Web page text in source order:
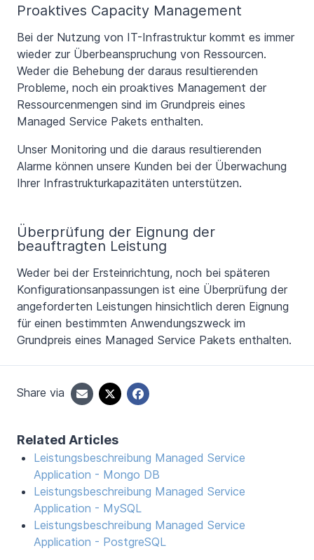
Proaktives Capacity Management
Bei der Nutzung von IT-Infrastruktur kommt es immer
wieder zur Überbeanspruchung von Ressourcen.
Weder die Behebung der daraus resultierenden
Probleme, noch ein proaktives Management der
Ressourcenmengen sind im Grundpreis eines
Managed Service Pakets enthalten.
Unser Monitoring und die daraus resultierenden
Alarme können unsere Kunden bei der Überwachung
Ihrer Infrastrukturkapazitäten unterstützen.
Überprüfung der Eignung der
beauftragten Leistung
Weder bei der Ersteinrichtung, noch bei späteren
Konfigurationsanpassungen ist eine Überprüfung der
angeforderten Leistungen hinsichtlich deren Eignung
für einen bestimmten Anwendungszweck im
Grundpreis eines Managed Service Pakets enthalten.
Share via
Related Articles
Leistungsbeschreibung Managed Service
Application - Mongo DB
Leistungsbeschreibung Managed Service
Application - MySQL
Leistungsbeschreibung Managed Service
Application - PostgreSQL